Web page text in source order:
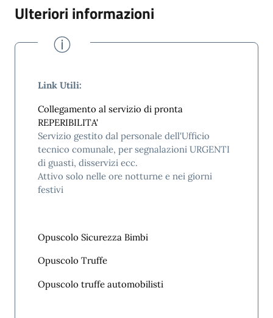
Ulteriori informazioni
CONFERMATO
Link Utili:
Collegamento al servizio di pronta
REPERIBILITA'
Servizio gestito dal personale dell'Ufficio
tecnico comunale, per segnalazioni URGENTI
di guasti, disservizi ecc.
Attivo solo nelle ore notturne e nei giorni
festivi
Opuscolo Sicurezza Bimbi
Opuscolo Truffe
Opuscolo truffe automobilisti